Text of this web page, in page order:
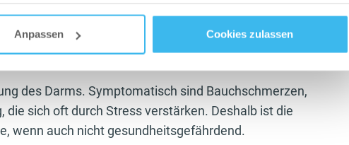
Anpassen Cookies zulassen
des Darms. Symptomatisch sind Bauchschmerzen,
die sich oft durch Stress verstärken. Deshalb ist die
wenn auch nicht gesundheitsgefährdend.